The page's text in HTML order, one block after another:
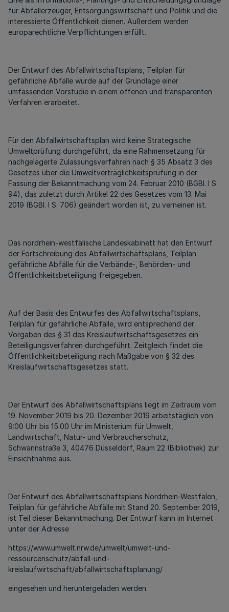
für Abfallerzeuger, Entsorgungswirtschaft und Politik und die
interessierte Öffentlichkeit dienen. Außerdem werden
europarechtliche Verpflichtungen erfüllt.
Der Entwurf des Abfallwirtschaftsplans, Teilplan für
gefährliche Abfälle wurde auf der Grundlage einer
umfassenden Vorstudie in einem offenen und transparenten
Verfahren erarbeitet.
Für den Abfallwirtschaftsplan wird keine Strategische
Umweltprüfung durchgeführt, da eine Rahmensetzung für
nachgelagerte Zulassungsverfahren nach § 35 Absatz 3 des
Gesetzes über die Umweltverträglichkeitsprüfung in der
Fassung der Bekanntmachung vom 24. Februar 2010 (BGBl. I S.
94), das zuletzt durch Artikel 22 des Gesetzes vom 13. Mai
2019 (BGBl. I S. 706) geändert worden ist, zu verneinen ist.
Das nordrhein-westfälische Landeskabinett hat den Entwurf
der Fortschreibung des Abfallwirtschaftsplans, Teilplan
gefährliche Abfälle für die Verbände-, Behörden- und
Öffentlichkeitsbeteiligung freigegeben.
Auf der Basis des Entwurfes des Abfallwirtschaftsplans,
Teilplan für gefährliche Abfälle, wird entsprechend der
Vorgaben des § 31 des Kreislaufwirtschaftsgesetzes ein
Beteiligungsverfahren durchgeführt. Zeitgleich findet die
Öffentlichkeitsbeteiligung nach Maßgabe von § 32 des
Kreislaufwirtschaftsgesetzes statt.
Der Entwurf des Abfallwirtschaftsplans liegt im Zeitraum vom
19. November 2019 bis 20. Dezember 2019 arbeitstäglich von
9:00 Uhr bis 15:00 Uhr im Ministerium für Umwelt,
Landwirtschaft, Natur- und Verbraucherschutz,
Schwannstraße 3, 40476 Düsseldorf, Raum 22 (Bibliothek) zur
Einsichtnahme aus.
Der Entwurf des Abfallwirtschaftsplans Nordrhein-Westfalen,
Teilplan für gefährliche Abfälle mit Stand 20. September 2019,
ist Teil dieser Bekanntmachung. Der Entwurf kann im Internet
unter der Adresse
https://www.umwelt.nrw.de/umwelt/umwelt-und-
ressourcenschutz/abfall-und-
kreislaufwirtschaft/abfallwirtschaftsplanung/
eingesehen und heruntergeladen werden.